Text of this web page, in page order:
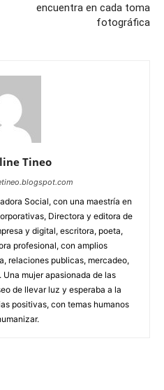
encuentra en cada toma
fotográfica
Tineo
Social, con una maestría en
Directora y editora de
y digital, escritora, poeta,
profesional, con amplios
relaciones publicas, mercadeo,
mujer apasionada de las
de llevar luz y esperaba a la
positivas, con temas humanos